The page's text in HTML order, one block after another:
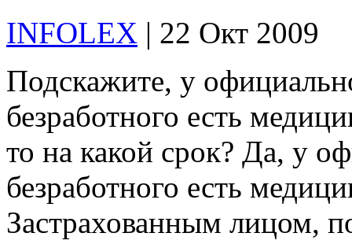
INFOLEX | 22 Окт 2009
Подскажите, у
безработного есть
то на какой срок? Да, у
безработного есть
Застрахованным лицом,